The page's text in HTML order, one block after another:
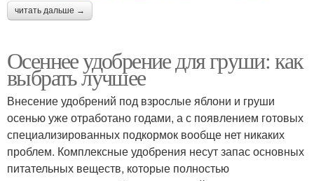
читать дальше →
Осеннее удобрение для груши: как
выбрать лучшее
Внесение удобрений под взрослые яблони и груши
осенью уже отработано годами, а с появлением готовых
специализированных подкормок вообще нет никаких
проблем. Комплексные удобрения несут запас основных
питательных веществ, которые полностью